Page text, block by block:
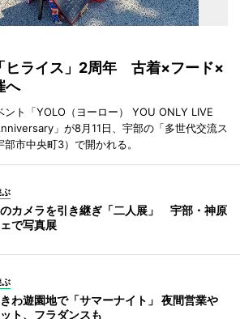
ヒライス」2周年 古着×フード×
へ
ント「YOLO（ヨーロー） YOU ONLY LIVE
」が8月11日、宇部の「多世代交流ス
市中央町3）で開かれる。
ぶ
カメラを引き継ぎ「二人展」 宇部・神原
で写真展
ぶ
わ遊園地で「サマーナイト」 夜間営業や
ト、フラダンスも